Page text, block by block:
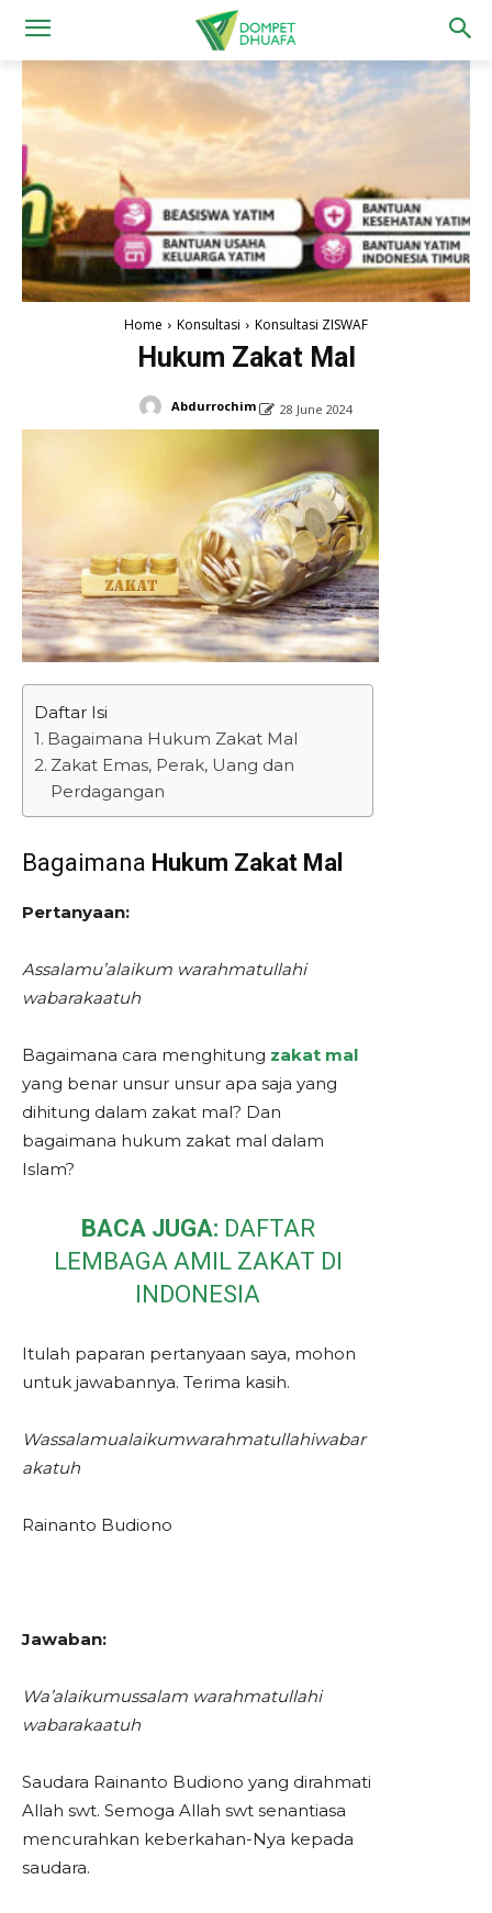
Home Konsultasi Konsultasi ZISWAF
Hukum Zakat Mal
Abdurrochim 28 June 2024
Daftar Isi
Bagaimana Hukum Zakat Mal
Zakat Emas, Perak, Uang dan
Perdagangan
Bagaimana Hukum Zakat Mal
Pertanyaan:
Assalamu’alaikum warahmatullahi
wabarakaatuh
Bagaimana cara menghitung zakat mal
yang benar unsur unsur apa saja yang
dihitung dalam zakat mal? Dan
bagaimana hukum zakat mal dalam
Islam?
BACA JUGA: DAFTAR
LEMBAGA AMIL ZAKAT DI
INDONESIA
Itulah paparan pertanyaan saya, mohon
untuk jawabannya. Terima kasih.
Wassalamualaikumwarahmatullahiwabar
akatuh
Rainanto Budiono
Jawaban:
Wa’alaikumussalam warahmatullahi
wabarakaatuh
Saudara Rainanto Budiono yang dirahmati
Allah swt. Semoga Allah swt senantiasa
mencurahkan keberkahan-Nya kepada
saudara.